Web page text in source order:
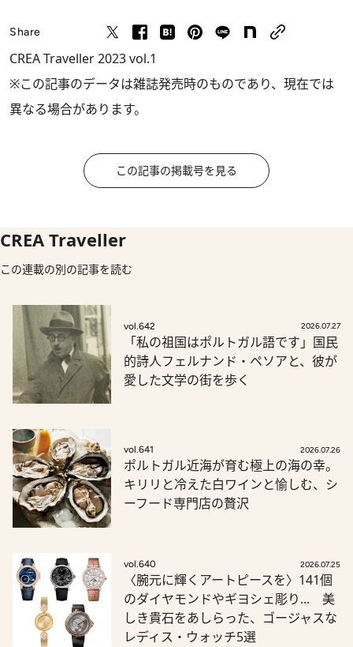
Share
CREA Traveller 2023 vol.1
※この記事のデータは雑誌発売時のものであり、現在では
異なる場合があります。
この記事の掲載号を見る
CREA Traveller
この連載の別の記事を読む
vol.642 2026.07.27
「私の祖国はポルトガル語です」国民
的詩人フェルナンド・ペソアと、彼が
愛した文学の街を歩く
vol.641 2026.07.26
ポルトガル近海が育む極上の海の幸。
キリリと冷えた白ワインと愉しむ、シ
ーフード専門店の贅沢
vol.640 2026.07.25
〈腕元に輝くアートピースを〉141個
のダイヤモンドやギヨシェ彫り... 美
しき貴石をあしらった、ゴージャスな
レディス・ウォッチ5選